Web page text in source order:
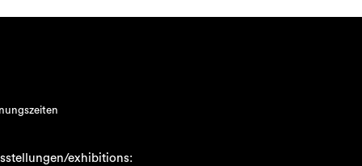
exhibitions: